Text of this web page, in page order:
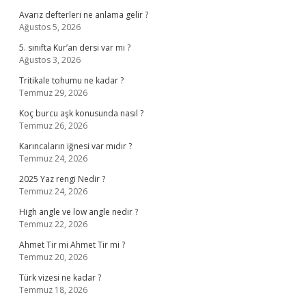
Avarız defterleri ne anlama gelir ?
Ağustos 5, 2026
5. sınıfta Kur’an dersi var mı ?
Ağustos 3, 2026
Tritikale tohumu ne kadar ?
Temmuz 29, 2026
Koç burcu aşk konusunda nasıl ?
Temmuz 26, 2026
Karıncaların iğnesi var mıdır ?
Temmuz 24, 2026
2025 Yaz rengi Nedir ?
Temmuz 24, 2026
High angle ve low angle nedir ?
Temmuz 22, 2026
Ahmet Tir mi Ahmet Tir mi ?
Temmuz 20, 2026
Türk vizesi ne kadar ?
Temmuz 18, 2026